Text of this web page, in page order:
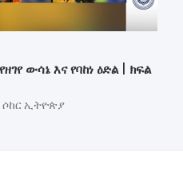
ውሳኔ እና የባከነ ዕድል | ክፍል
ሶከር ኢትዮጵያ